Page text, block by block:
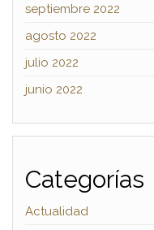
septiembre 2022
agosto 2022
julio 2022
junio 2022
Categorías
Actualidad